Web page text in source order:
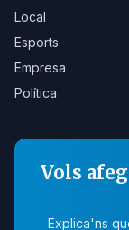
Local
Esports
Empresa
Política
Vols
Explica'ns